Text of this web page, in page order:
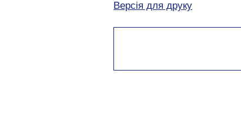
Версія для друку